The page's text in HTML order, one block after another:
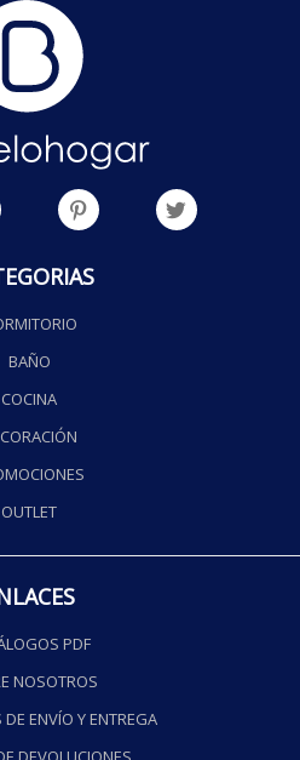
BAÑO
COCINA
OUTLET
PDF
NOSOTROS
ENVÍO Y ENTREGA